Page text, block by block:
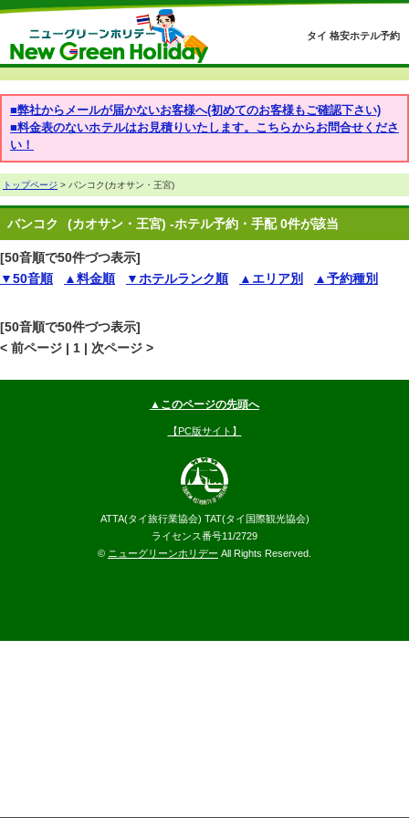
タイ 格安ホテル予約
■弊社からメールが届かないお客様へ(初めてのお客様もご確認下さい)
■料金表のないホテルはお見積りいたします。こちらからお問合せくださ
い！
トップページ > バンコク(カオサン・王宮)
バンコク (カオサン・王宮) -ホテル予約・手配 0件が該当
[50音順で50件づつ表示]
▼50音順
▲料金順 ▼ホテルランク順 ▲エリア別 ▲予約種別
[50音順で50件づつ表示]
< 前ページ | 1 | 次ページ >
▲このページの先頭へ
【PC版サイト】
ATTA(タイ旅行業協会) TAT(タイ国際観光協会)
ライセンス番号11/2729
© ニューグリーンホリデー All Rights Reserved.